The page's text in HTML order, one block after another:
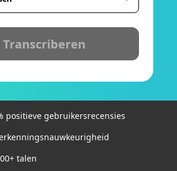
Transcriberen
positieve gebruikersrecensies
talen